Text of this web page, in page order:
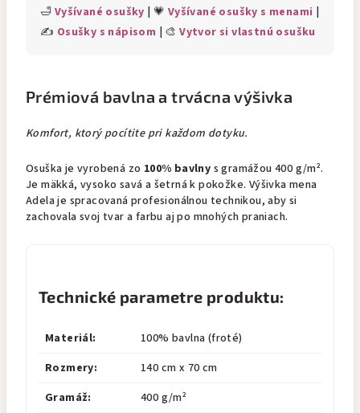
🛁 Vyšívané osušky | 💗 Vyšívané osušky s menami
✍️ Osušky s nápisom | 🎨Vytvor si vlastnú osušku
Prémiová bavlna a trvácna výšivka
Komfort, ktorý pocítite pri každom dotyku.
Osuška je vyrobená zo 100% bavlny s gramážou 400 g/m².
Je mäkká, vysoko savá a šetrná k pokožke. Výšivka mena
Adela je spracovaná profesionálnou technikou, aby si
zachovala svoj tvar a farbu aj po mnohých praniach.
Technické parametre produktu:
Materiál:
100% bavlna (froté)
Rozmery:
140 cm x 70 cm
Gramáž:
400 g/m²